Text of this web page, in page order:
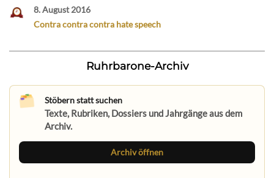
8. August 2016
Contra contra contra hate speech
Ruhrbarone-Archiv
Stöbern statt suchen
Texte, Rubriken, Dossiers und Jahrgänge aus dem
Archiv.
Archiv öffnen